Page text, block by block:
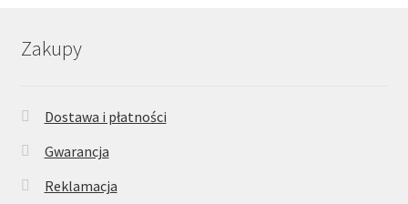
Zakupy
Dostawa i płatności
Gwarancja
Reklamacja